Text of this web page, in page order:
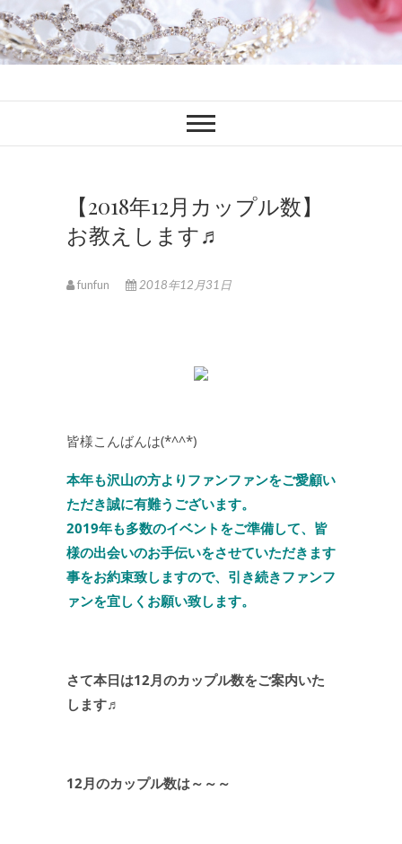
ファンブロ
【2018年12月カップル数】
お教えします♬
funfun 2018年12月31日
皆様こんばんは(*^^*)
本年も沢山の方よりファンファンをご愛顧い
ただき誠に有難うございます。
2019年も多数のイベントをご準備して、皆
様の出会いのお手伝いをさせていただきます
事をお約束致しますので、引き続きファンフ
ァンを宜しくお願い致します。
さて本日は12月のカップル数をご案内いた
します♬
12月のカップル数は～～～